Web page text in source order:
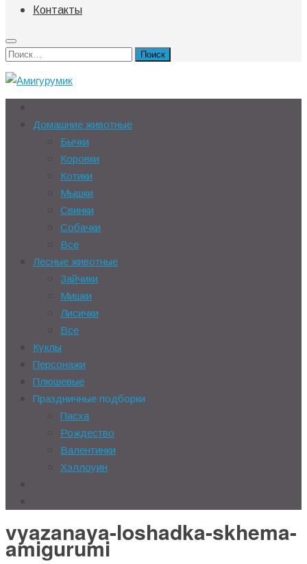
Контакты
Найти:
Домашние животные
Бычки
Коровки
Котики
Мышки
Свинки
Собачки
Все
Лесные животные
Зайчики
Мишки
Лисички
Все
Куклы
Персонажи
Плюшевые
Праздничные подборки
Пасха
Рождество
Валентинки
Хэллоуин
vyazanaya-loshadka-skhema-
amigurumi